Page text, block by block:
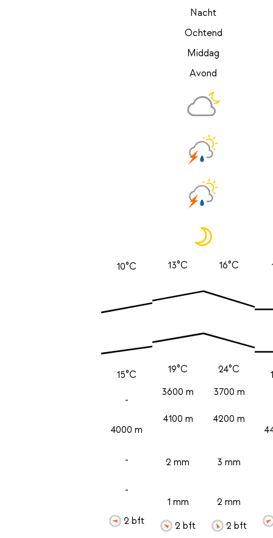
Nacht
Ochtend
Middag
Avond
10°C
15°C
-
4000 m
-
-
2 bft
13°C
19°C
3600 m
4100 m
2 mm
1 mm
2 bft
16°C
24°C
3700 m
4200 m
3 mm
2 mm
2 bft